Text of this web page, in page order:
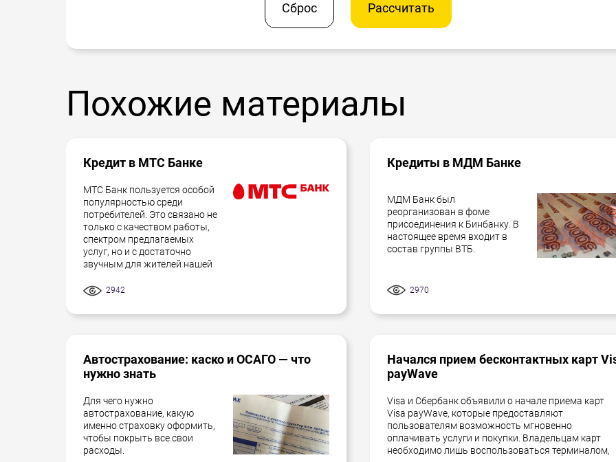
Сброс Рассчитать
Похожие материалы
Кредит в МТС Банке
МТС Банк пользуется особой
популярностью среди
потребителей. Это связано не
только с качеством работы,
спектром предлагаемых
услуг, но и с достаточно
звучным для жителей нашей
2942
Кредиты в МДМ Банке
МДМ Банк был
реорганизован в фоме
присоединения к Бинбанку. В
настоящее время входит в
состав группы ВТБ.
2970
Автострахование: каско и ОСАГО — что
нужно знать
Для чего нужно
автострахование, какую
именно страховку оформить,
чтобы покрыть все свои
расходы.
Начался прием бесконтактных карт
payWave
Visa и Сбербанк объявили о начале приема карт
Visa payWave, которые предоставляют
пользователям возможность мгновенно
оплачивать услуги и покупки. Владельцам карт
необходимо лишь воспользоваться терминалом,